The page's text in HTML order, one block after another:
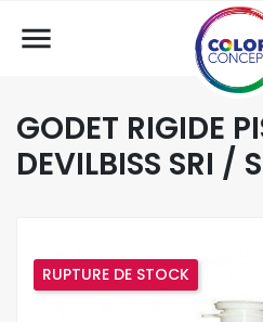

GODET RIGIDE
DEVILBISS SRI /
RUPTURE DE STOCK